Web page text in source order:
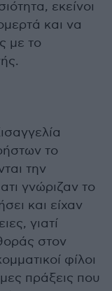
εκείνοι
και να
με το
το
την
γνώριζαν το
και είχαν
γιατί
στον
φίλοι
πράξεις που